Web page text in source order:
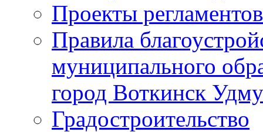
Проекты
Правила
муниципального
город Воткинск
Градостроительство